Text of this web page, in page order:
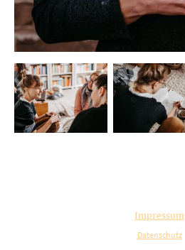
Impressum
Datenschutz